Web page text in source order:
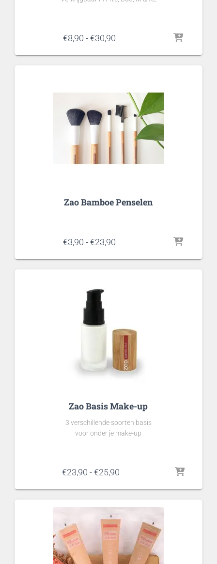
€8,90 -€30,90
tot
Zao Bamboe Penselen
€3,90 -€23,90
tot
Zao Basis Make-up
3 verschillende soorten basis
voor onder je make-up
€23,90 -€25,90
tot